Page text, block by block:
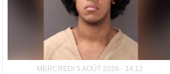
MERCREDI 5 AOÛT 2026 - 14:12